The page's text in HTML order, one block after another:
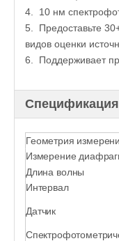
4. 10 нм
5. Предоставьте
видов оценки
6. Поддерживает
Спецификация
Геометрия
Измерение
Длина волны
Интервал
Датчик